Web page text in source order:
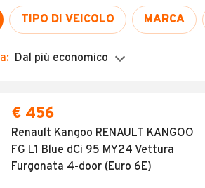
termine
Dal più economico
€ 456
Renault Kangoo RENAULT KANGOO
FG L1 Blue dCi 95 MY24 Vettura
Furgonata 4-door (Euro 6E)